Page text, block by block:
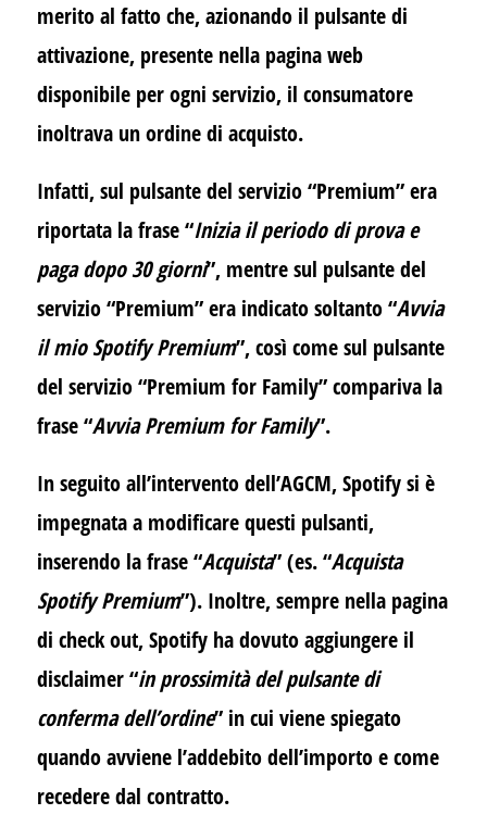
merito al fatto che, azionando il pulsante di
attivazione, presente nella pagina web
disponibile per ogni servizio, il consumatore
inoltrava un ordine di acquisto.
Infatti, sul pulsante del servizio “Premium” era
riportata la frase “Inizia il periodo di prova e
paga dopo 30 giorni”, mentre sul pulsante del
servizio “Premium” era indicato soltanto “Avvia
il mio Spotify Premium”, così come sul pulsante
del servizio “Premium for Family” compariva la
frase “Avvia Premium for Family”.
In seguito all’intervento dell’AGCM, Spotify si è
impegnata a modificare questi pulsanti,
inserendo la frase “Acquista” (es. “Acquista
Spotify Premium”). Inoltre, sempre nella pagina
di check out, Spotify ha dovuto aggiungere il
disclaimer “in prossimità del pulsante di
conferma dell’ordine” in cui viene spiegato
quando avviene l’addebito dell’importo e come
recedere dal contratto.